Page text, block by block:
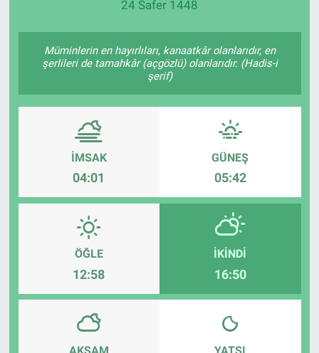
24 Safer 1448
Müminlerin en hayırlıları, kanaatkâr olanlarıdır, en
şerlileri de tamahkâr (açgözlü) olanlarıdır. (Hadis-i
şerif)
İMSAK
04:01
GÜNEŞ
05:42
ÖĞLE
12:58
İKINDI
16:50
AKŞAM YATSI
Enerjisini Üreten Fabrikalar
Endüstri 4.0 Uygulamaları
Ağır Sanayi Çözümleri